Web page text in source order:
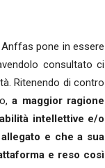
pone in essere
consultato ci
Ritenendo di contro
a maggior ragione
intellettive e/o
e che a sua
e reso così